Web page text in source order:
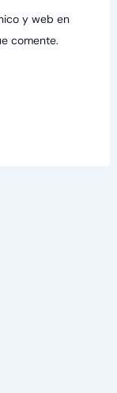
y web en
comente.